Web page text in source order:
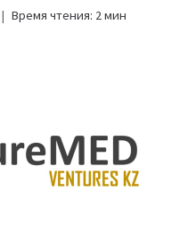
Время чтения: 2мин